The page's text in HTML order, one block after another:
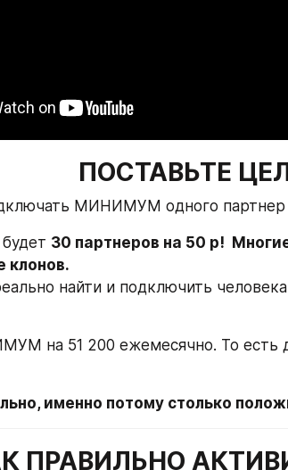
ПОСТАВЬТЕ
МИНИМУМ одного партнер
30 партнеров на 50 р!
клонов.
найти и подключить
на 51 200 ежемесячно. То есть
именно потому столько
ПРАВИЛЬНО